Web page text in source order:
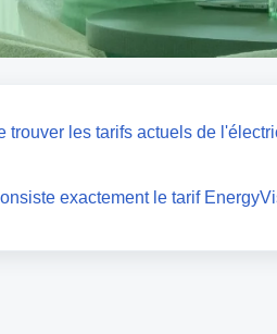
trouver les tarifs actuels de
exactement le tarif